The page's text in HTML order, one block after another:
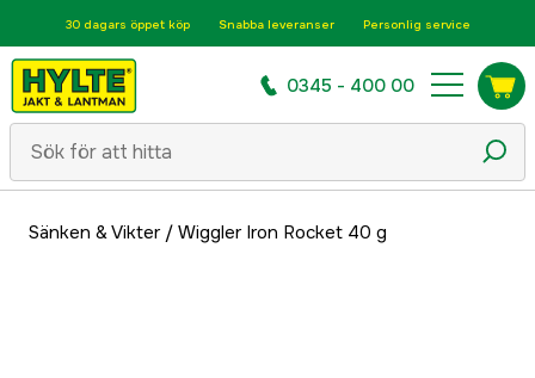
30 dagars öppet köp Snabba leveranser Personlig service
0345 - 400 00
Sänken & Vikter/ Wiggler Iron Rocket 40 g